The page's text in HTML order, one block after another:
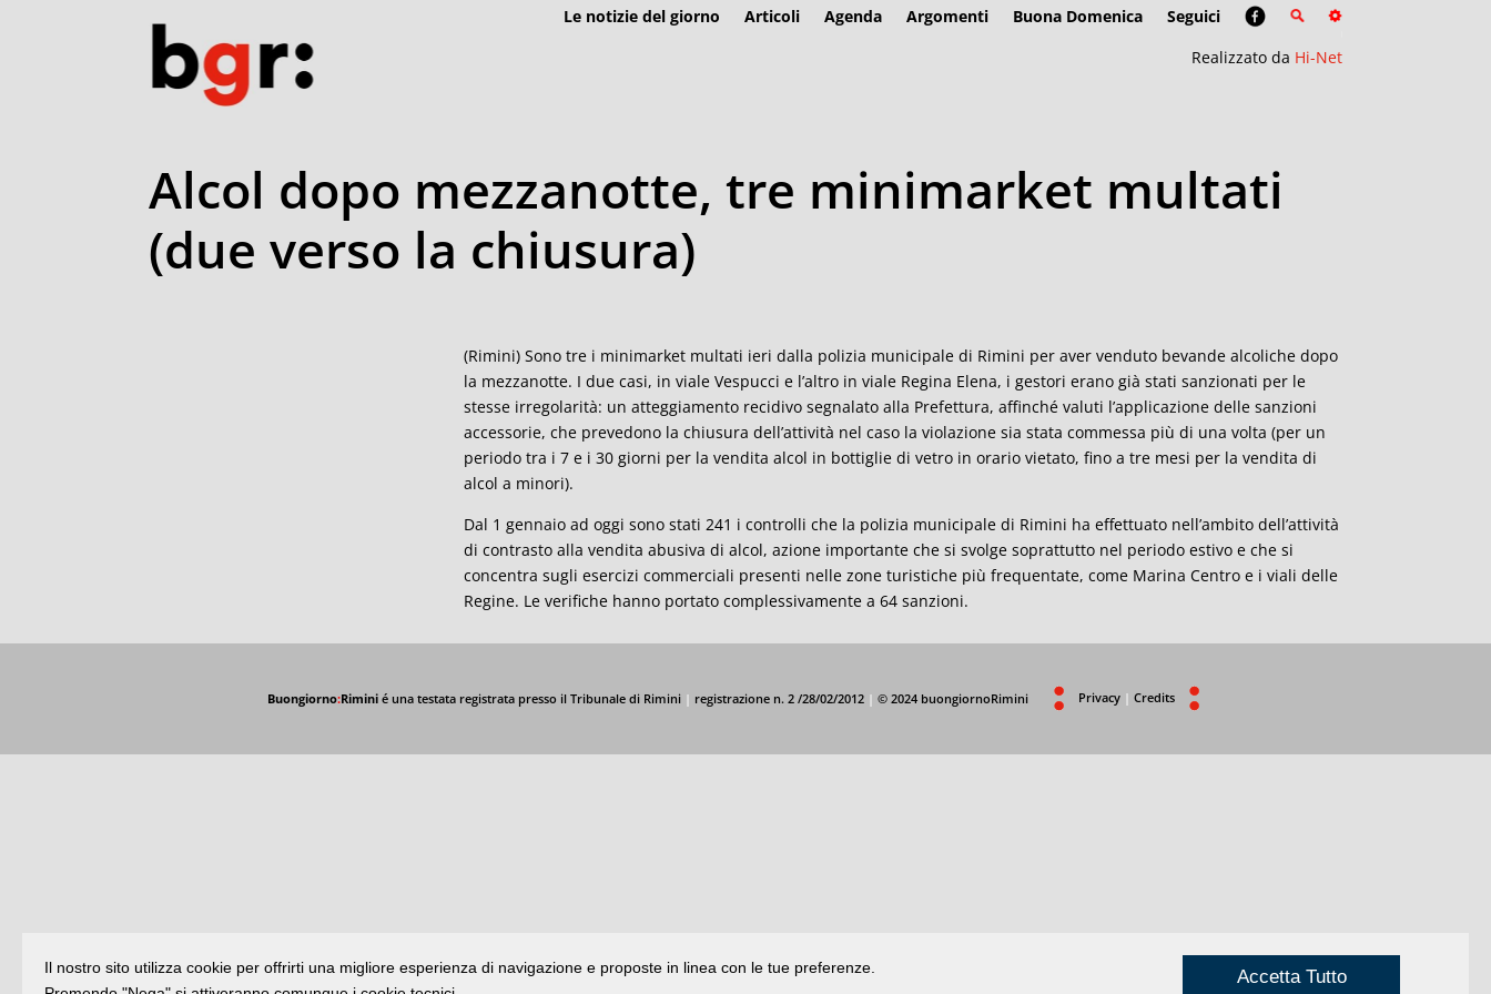
Le notizie del giorno Articoli Agenda Argomenti Buona Domenica
Seguici
Realizzato da Hi-Net
Alcol dopo mezzanotte, tre minimarket multati
(due verso la chiusura)
(Rimini) Sono tre i minimarket multati ieri dalla polizia municipale di Rimini per aver venduto bevande alcoliche dopo
la mezzanotte. I due casi, in viale Vespucci e l’altro in viale Regina Elena, i gestori erano già stati sanzionati per le
stesse irregolarità: un atteggiamento recidivo segnalato alla Prefettura, affinché valuti l’applicazione delle sanzioni
accessorie, che prevedono la chiusura dell’attività nel caso la violazione sia stata commessa più di una volta (per un
periodo tra i 7 e i 30 giorni per la vendita alcol in bottiglie di vetro in orario vietato, fino a tre mesi per la vendita di
alcol a minori).
Dal 1 gennaio ad oggi sono stati 241 i controlli che la polizia municipale di Rimini ha effettuato nell’ambito dell’attività
di contrasto alla vendita abusiva di alcol, azione importante che si svolge soprattutto nel periodo estivo e che si
concentra sugli esercizi commerciali presenti nelle zone turistiche più frequentate, come Marina Centro e i viali delle
Regine. Le verifiche hanno portato complessivamente a 64 sanzioni.
Buongiorno:Riminié una testata registrata presso il Tribunale di Rimini | registrazione n. 2 /28/02/2012 | © 2024 buongiornoRimini Privacy | Credits
Il nostro sito utilizza cookie per offrirti una migliore esperienza di navigazione e proposte in linea con le tue preferenze.
Accetta Tutto